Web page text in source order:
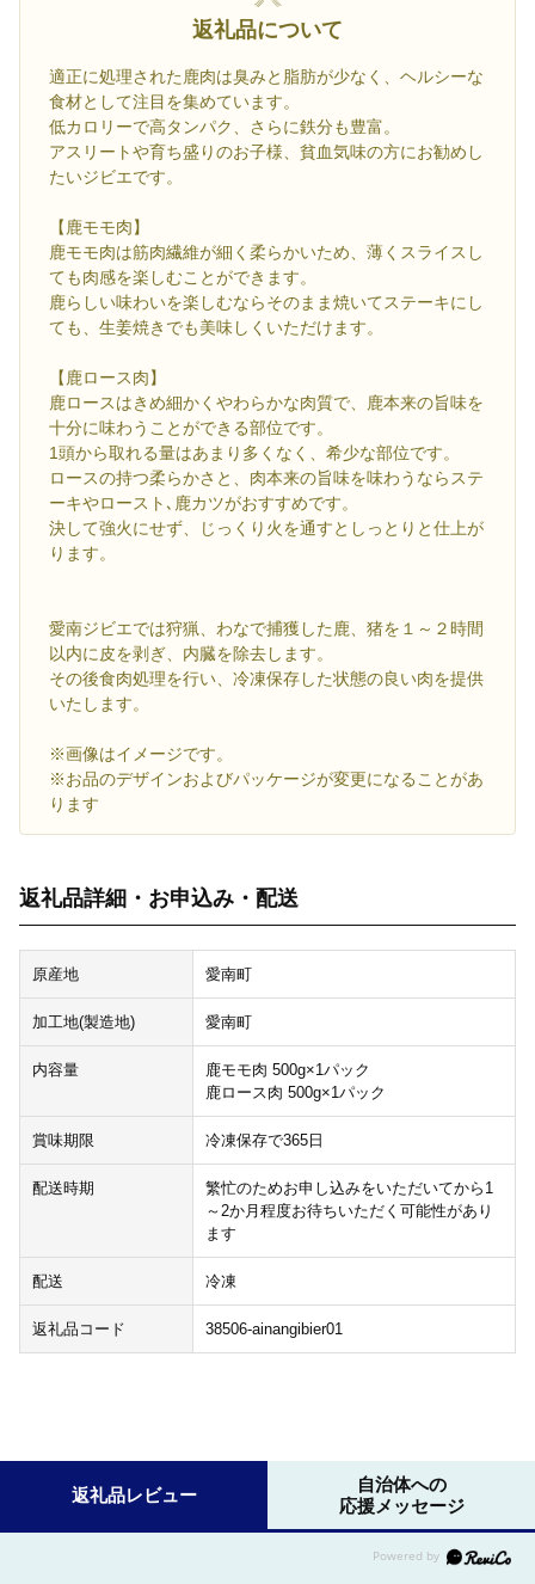
返礼品について
適正に処理された鹿肉は臭みと脂肪が少なく、ヘルシーな
食材として注目を集めています。
低カロリーで高タンパク、さらに鉄分も豊富。
アスリートや育ち盛りのお子様、貧血気味の方にお勧めし
たいジビエです。
【鹿モモ肉】
鹿モモ肉は筋肉繊維が細く柔らかいため、薄くスライスし
ても肉感を楽しむことができます。
鹿らしい味わいを楽しむならそのまま焼いてステーキにし
ても、生姜焼きでも美味しくいただけます。
【鹿ロース肉】
鹿ロースはきめ細かくやわらかな肉質で、鹿本来の旨味を
十分に味わうことができる部位です。
1頭から取れる量はあまり多くなく、希少な部位です。
ロースの持つ柔らかさと、肉本来の旨味を味わうならステ
ーキやロースト､鹿カツがおすすめです。
決して強火にせず、じっくり火を通すとしっとりと仕上が
ります。
愛南ジビエでは狩猟、わなで捕獲した鹿、猪を１～２時間
以内に皮を剥ぎ、内臓を除去します。
その後食肉処理を行い、冷凍保存した状態の良い肉を提供
いたします。
※画像はイメージです。
※お品のデザインおよびパッケージが変更になることがあ
ります
返礼品詳細・お申込み・配送
原産地 愛南町
加工地(製造地) 愛南町
内容量
鹿モモ肉 500g×1パック
鹿ロース肉 500g×1パック
賞味期限 冷凍保存で365日
配送時期
繁忙のためお申し込みをいただいてから1
～2か月程度お待ちいただく可能性があり
ます
配送 冷凍
返礼品コード 38506-ainangibier01
返礼品レビュー
自治体への
応援メッセージ